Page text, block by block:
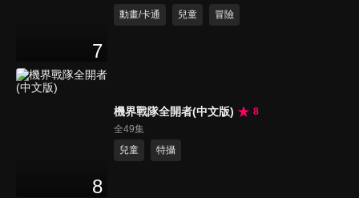
7
動畫/卡通
兒童 冒險
8
機界戰隊全開者(中文版)
8
全49集
兒童
特攝